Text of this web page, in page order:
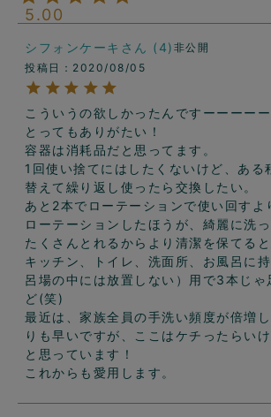
5.00
シフォンケーキ 4 非公開
投稿日
2020/08/05
こういうの欲しかったんですーーーーー
とってもありがたい！
容器は消耗品だと思ってます。
1回使い捨てにはしたくないけど、ある
替えて繰り返し使ったら交換したい。
あと2本でローテーションで使い回すよ
ローテーションしたほうが、綺麗に洗
たくさんとれるからより清潔を保てる
キッチン、トイレ、洗面所、お風呂に
呂場の中には放置しない）用で3本じゃ
ど(笑)
最近は、家族全員の手洗い頻度が倍増
りも早いですが、ここはケチったらい
と思っています！
これからも愛用します。